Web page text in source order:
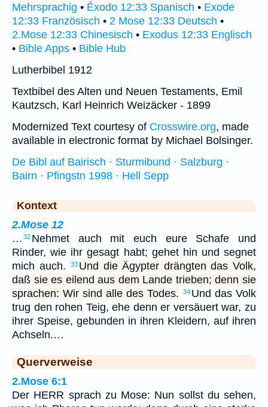
Mehrsprachig • Éxodo 12:33 Spanisch • Exode
12:33 Französisch • 2 Mose 12:33 Deutsch •
2.Mose 12:33 Chinesisch • Exodus 12:33 Englisch
• Bible Apps • Bible Hub
Lutherbibel 1912
Textbibel des Alten und Neuen Testaments, Emil
Kautzsch, Karl Heinrich Weizäcker - 1899
Modernized Text courtesy of Crosswire.org, made
available in electronic format by Michael Bolsinger.
De Bibl auf Bairisch · Sturmibund · Salzburg ·
Bairn · Pfingstn 1998 · Hell Sepp
Kontext
2.Mose 12
… 32 Nehmet auch mit euch eure Schafe und
Rinder, wie ihr gesagt habt; gehet hin und segnet
mich auch.
33 Und die Ägypter drängten das Volk,
daß sie es eilend aus dem Lande trieben; denn sie
sprachen: Wir sind alle des Todes.
34 Und das Volk
trug den rohen Teig, ehe denn er versäuert war, zu
ihrer Speise, gebunden in ihren Kleidern, auf ihren
Achseln.…
Querverweise
2.Mose 6:1
Der HERR sprach zu Mose: Nun sollst du sehen,